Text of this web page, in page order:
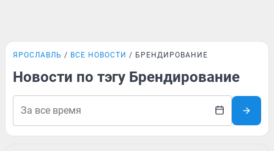
ЯРОСЛАВЛЬ ВСЕ НОВОСТИ БРЕНДИРОВАНИЕ
Новости по тэгу Брендирование